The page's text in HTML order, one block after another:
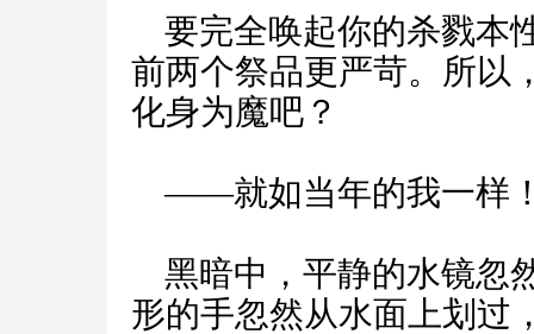
要完全唤起你的杀戮本
前两个祭品更严苛。所以
化身为魔吧？
——就如当年的我一样
黑暗中，平静的水镜忽
形的手忽然从水面上划